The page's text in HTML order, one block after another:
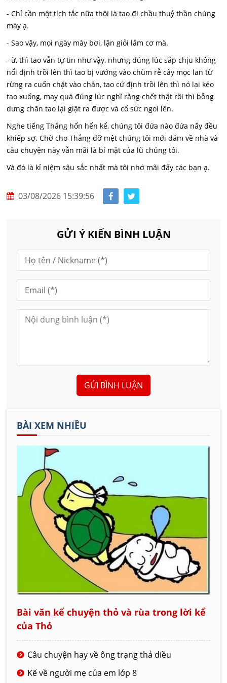
- Chỉ cần một tích tắc nữa thôi là tao đi chầu thuỷ thần chúng
mày ạ.
- Sao vậy, mọi ngày mày bơi, lặn giỏi lắm cơ mà.
- ừ, thì tao vẫn tự tin như vậy, nhưng đúng lúc sắp chịu không
nổi định trồi lên thì tao bị vướng vào chùm rễ cây mọc lan từ
rừng ra cuốn chặt vào chân, tao cứ định trồi lên thì nó lại kéo
tao xuống, may quá đúng lúc nghĩ rằng chết thật rồi thì bỗng
dưng chân tao lại giật ra được và cố sức ngoi lên.
Nghe tiếng Thắng hổn hển kể, chúng tôi đứa nào đứa nấy đều
khiếp sợ. Chờ cho Thắng đỡ mệt chúng tôi mới dám về nhà và
câu chuyện này vẫn mãi là bí mật của lũ chúng tôi.
Và đó là kỉ niệm sâu sắc nhất mà tôi nhớ mãi đấy các bạn ạ.
03/08/2026 15:39:56
GỬI Ý KIẾN BÌNH LUẬN
GỬI BÌNH LUẬN
BÀI XEM NHIỀU
Bài văn kể chuyện thỏ và rùa trong lời kể
của Thỏ
Câu chuyện hay về ông trạng thả diều
Kể về người mẹ của em lớp 8